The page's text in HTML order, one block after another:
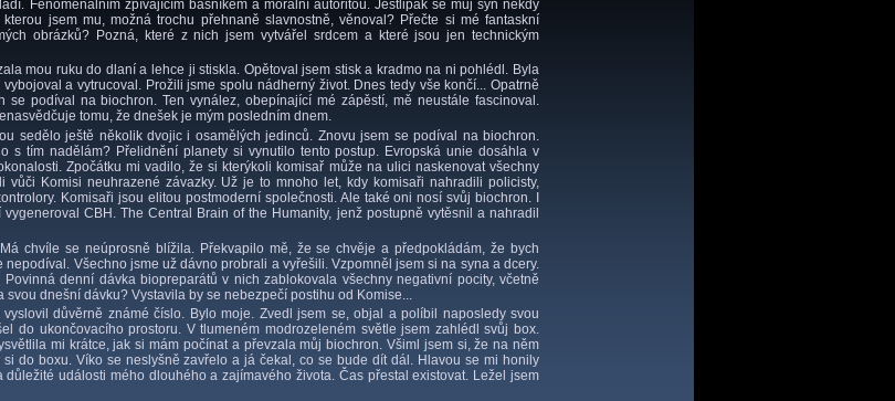
Fenomenálním zpívajícím básníkem a morální autoritou. Jestlipak se můj syn někdy
jsem mu, možná trochu přehnaně slavnostně, věnoval? Přečte si mé fantaskní
obrázků? Pozná, které z nich jsem vytvářel srdcem a které jsou jen technickým
mou ruku do dlaní a lehce ji stiskla. Opětoval jsem stisk a kradmo na ni pohlédl. Byla
a vytrucoval. Prožili jsme spolu nádherný život. Dnes tedy vše končí... Opatrně
se podíval na biochron. Ten vynález, obepínající mé zápěstí, mě neustále fascinoval.
tomu, že dnešek je mým posledním dnem.
sedělo ještě několik dvojic i osamělých jedinců. Znovu jsem se podíval na biochron.
s tím nadělám? Přelidnění planety si vynutilo tento postup. Evropská unie dosáhla v
Zpočátku mi vadilo, že si kterýkoli komisař může na ulici naskenovat všechny
vůči Komisi neuhrazené závazky. Už je to mnoho let, kdy komisaři nahradili policisty,
Komisaři jsou elitou postmoderní společnosti. Ale také oni nosí svůj biochron. I
CBH. The Central Brain of the Humanity, jenž postupně vytěsnil a nahradil
chvíle se neúprosně blížila. Překvapilo mě, že se chvěje a předpokládám, že bych
Všechno jsme už dávno probrali a vyřešili. Vzpomněl jsem si na syna a dcery.
denní dávka biopreparátů v nich zablokovala všechny negativní pocity, včetně
dnešní dávku? Vystavila by se nebezpečí postihu od Komise...
důvěrně známé číslo. Bylo moje. Zvedl jsem se, objal a políbil naposledy svou
do ukončovacího prostoru. V tlumeném modrozeleném světle jsem zahlédl svůj box.
mi krátce, jak si mám počínat a převzala můj biochron. Všiml jsem si, že na něm
do boxu. Víko se neslyšně zavřelo a já čekal, co se bude dít dál. Hlavou se mi honily
události mého dlouhého a zajímavého života. Čas přestal existovat. Ležel jsem